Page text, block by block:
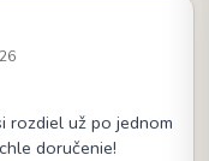
rozdiel už po jednom
doručenie!